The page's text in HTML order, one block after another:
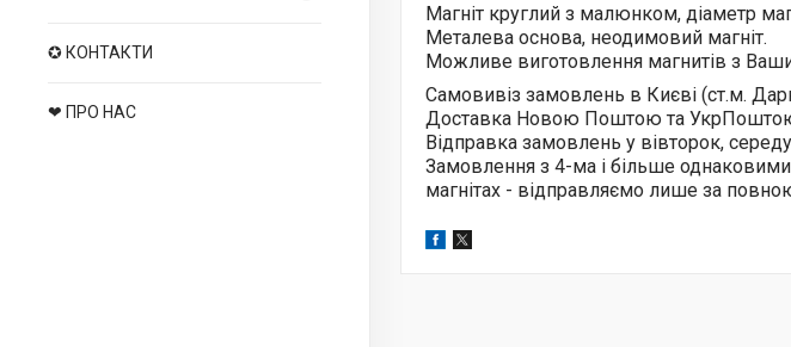
✪ КОНТАКТИ
❤ ПРО НАС
Магніт круглий з малюнком, діаметр
Металева основа, неодимовий магніт.
Можливе виготовлення магнитів з
Самовивіз замовлень в Києві (ст.м.
Доставка Новою Поштою та УкрПоштою
Відправка замовлень у вівторок,
Замовлення з 4-ма і більше
магнітах - відправляємо лише за